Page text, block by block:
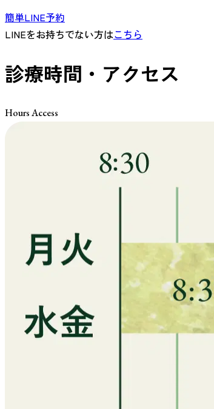
簡単LINE予約
LINEをお持ちでない方はこちら
診療時間・アクセス
Hours Access